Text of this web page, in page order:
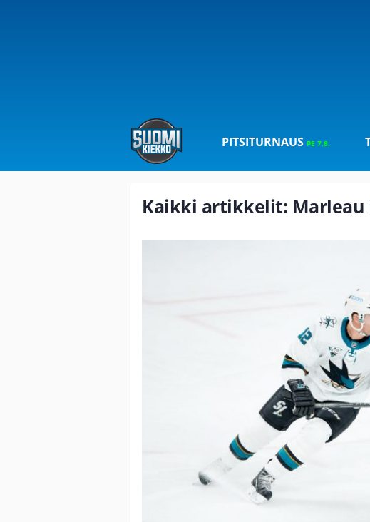
PITSITURNAUS PE 7.8.
Kaikki artikkelit: Marleau